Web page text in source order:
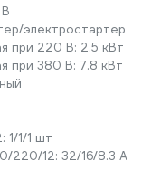
электростартер
при 220 В: 2.5 кВт
при 380 В: 7.8 кВт
1/1/1 шт
220/12: 32/16/8.3 А